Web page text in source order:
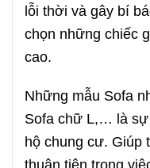
lỗi thời và gây bí
chọn những chiếc
cao.
Những mẫu Sofa
Sofa chữ L,… là sự
hộ chung cư. Giúp